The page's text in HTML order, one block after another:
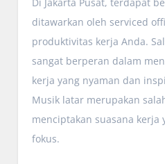
ditawarkan oleh serviced
produktivitas kerja Anda.
sangat berperan dalam
kerja yang nyaman dan
Musik latar merupakan
menciptakan suasana kerja
fokus.